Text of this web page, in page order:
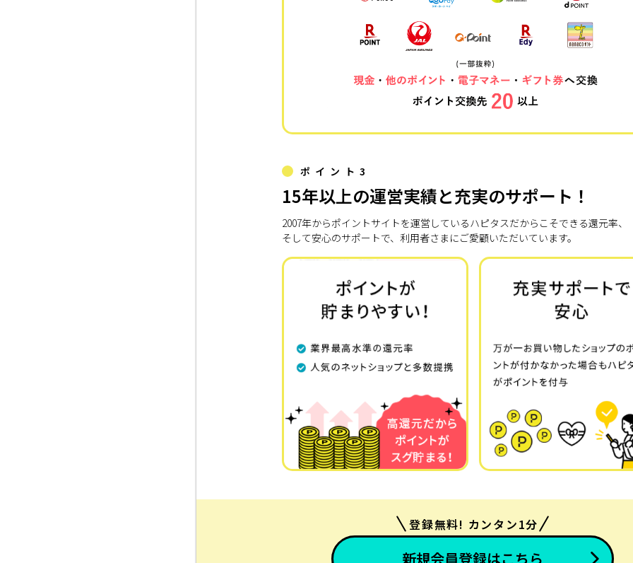
ポイント3
15年以上の運営実績と充実のサポート！
2007年からポイントサイトを運営しているハピタスだからこそできる還元率、
そして安心のサポートで、利用者さまにご愛顧いただいています。
登録無料! カンタン1分
新規会員登録はこちら